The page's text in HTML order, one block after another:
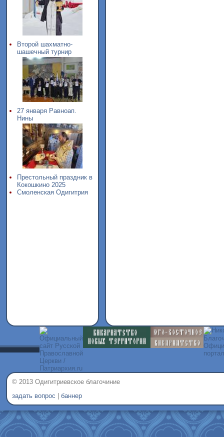
Второй шахматно-
шашечный турнир
27 января Равноап.
Нины
Престольный праздник в
Кокошкино 2025
Смоленская Одигитрия
© 2013 Одигитриевское благочиние
задать вопрос
баннер